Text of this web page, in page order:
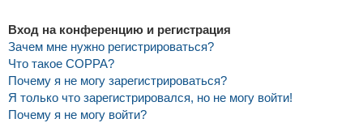
Вход на конференцию и регистрация
Зачем мне нужно регистрироваться?
Что такое COPPA?
Почему я не могу зарегистрироваться?
Я только что зарегистрировался, но не могу войти!
Почему я не могу войти?